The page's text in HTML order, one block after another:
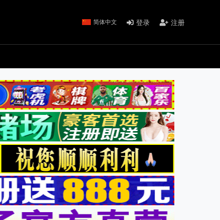
简体中文 登录 注册